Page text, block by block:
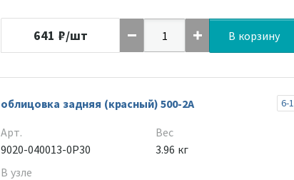
641 ₽/шт В корзину
облицовка задняя (красный) 500-2A 6-1
Арт.
9020-040013-0P30
В узле
Вес
3.96 кг